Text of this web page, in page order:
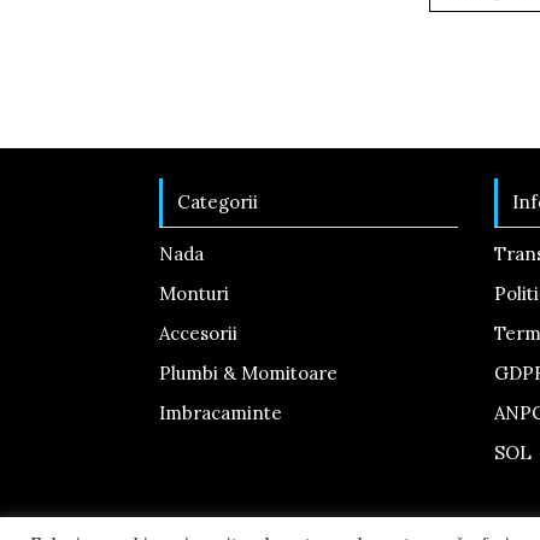
Categorii
Nada
Monturi
Accesorii
Plumbi & Momitoare
Imbracaminte
SOL